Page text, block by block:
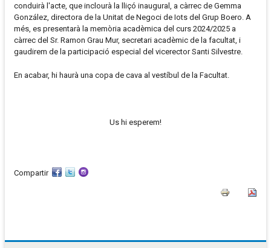
conduirà l'acte, que inclourà la lliçó inaugural, a càrrec de Gemma
González, directora de la Unitat de Negoci de Iots del Grup Boero. A
més, es presentarà la memòria acadèmica del curs 2024/2025 a
càrrec del Sr. Ramon Grau Mur, secretari acadèmic de la facultat, i
gaudirem de la participació especial del vicerector Santi Silvestre.
En acabar, hi haurà una copa de cava al vestíbul de la Facultat.
Us hi esperem!
Compartir